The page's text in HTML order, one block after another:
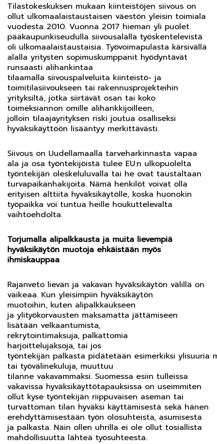
Tilastokeskuksen mukaan kiinteistöjen siivous on
ollut ulkomaalaistaustaisen väestön yleisin toimiala
vuodesta 2010. Vuonna 2017 hieman yli puolet
pääkaupunkiseudulla siivousalalla työskentelevistä
oli ulkomaalaistaustaisia. Työvoimapulasta kärsivällä
alalla yritysten sopimuskumppanit hyödyntävät
runsaasti alihankintaa
tilaamalla siivouspalveluita kiinteistö- ja
toimitilasiivoukseen tai rakennusprojekteihin
yrityksiltä, jotka siirtävät osan tai koko
toimeksiannon omille alihankkijoilleen,
jolloin tilaajayrityksen riski joutua osalliseksi
hyväksikäyttöön lisääntyy merkittävästi.
Siivous on Uudellamaalla tarveharkinnasta vapaa
ala ja osa työntekijöistä tulee EU:n ulkopuolelta
työntekijän oleskeluluvalla tai he ovat taustaltaan
turvapaikanhakijoita. Nämä henkilöt voivat olla
erityisen alttiita hyväksikäytölle, koska huonokin
työpaikka voi tuntua heille houkuttelevalta
vaihtoehdolta.
Torjumalla alipalkkausta ja muita lievempiä
hyväksikäytön muotoja ehkäistään myös
ihmiskauppaa
Rajanveto lievän ja vakavan hyväksikäytön välillä on
vaikeaa. Kun yleisimpiin hyväksikäytön
muotoihin, kuten alipalkkaukseen
ja ylityökorvausten maksamatta jättämiseen
lisätään velkaantumista,
rekrytointimaksuja, palkattomia
harjoittelujaksoja, tai jos
työntekijän palkasta pidätetään esimerkiksi ylisuuria
tai työvälinekuluja, muuttuu
tilanne vakavammaksi. Suomessa esiin tulleissa
vakavissa hyväksikäyttötapauksissa on useimmiten
ollut kyse työntekijän riippuvaisen aseman tai
turvattoman tilan hyväksi käyttämisestä sekä hänen
erehdyttämisestään työn olosuhteista, asumisesta
ja palkasta. Näin ollen uhrilla ei ole ollut tosiallista
mahdollisuutta lähteä työsuhteesta.